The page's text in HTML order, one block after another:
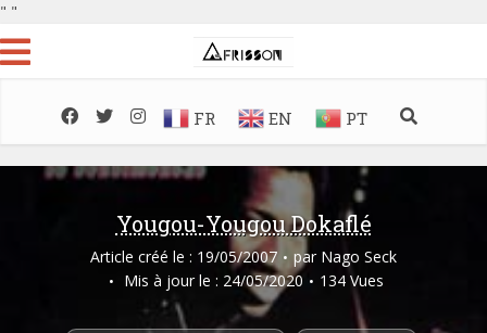
" "
FR EN PT
Yougou-Yougou Dokaflé
Article créé le : 19/05/2007 par Nago Seck
Mis à jour le : 24/05/2020
134 Vues